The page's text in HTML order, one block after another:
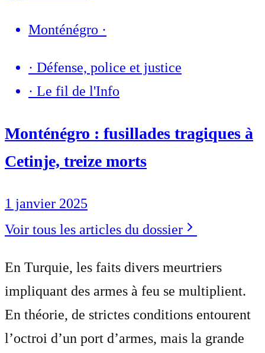
Monténégro ·
· Défense, police et justice
· Le fil de l'Info
Monténégro : fusillades tragiques à
Cetinje, treize morts
1 janvier 2025
Voir tous les articles du dossier
En Turquie, les faits divers meurtriers
impliquant des armes à feu se multiplient.
En théorie, de strictes conditions entourent
l’octroi d’un port d’armes, mais la grande